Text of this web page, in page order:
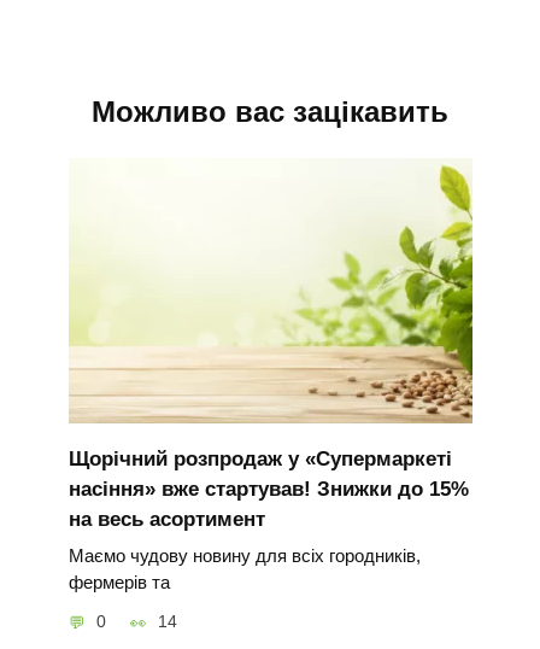
Можливо вас зацікавить
Щорічний розпродаж у «Супермаркеті
насіння» вже стартував! Знижки до 15%
на весь асортимент
Маємо чудову новину для всіх городників,
фермерів та
0 14